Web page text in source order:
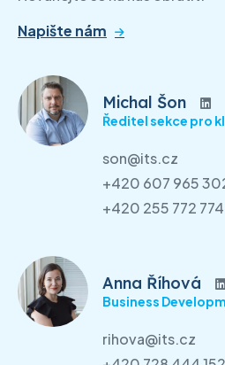
Napište nám
Michal Šon
Ředitel sekce pro
son@its.cz
+420 607 965
+420 255 772 774
Anna Říhová
Business
rihova@its.cz